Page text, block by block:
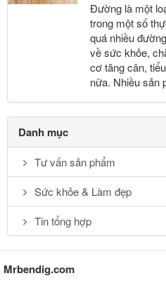
Đường là một
trong một số
quá nhiều
về sức khỏe,
cơ tăng cân,
nữa. Nhiều sản
Danh mục
Tư vấn sản phẩm
Sức khỏe & Làm đẹp
Tin tổng hợp
Mrbendig.com